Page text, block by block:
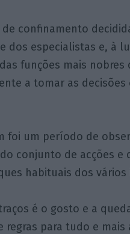
de confinamento
dos especialistas e, à
funções mais
a tomar as
foi um período de
conjunto de acções e
habituais dos
é o gosto e a
regras para tudo e